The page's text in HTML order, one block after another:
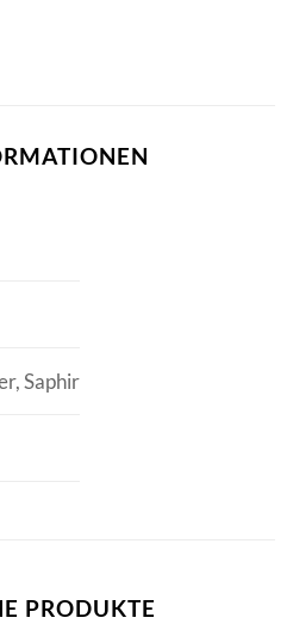
Saphir
PRODUKTE